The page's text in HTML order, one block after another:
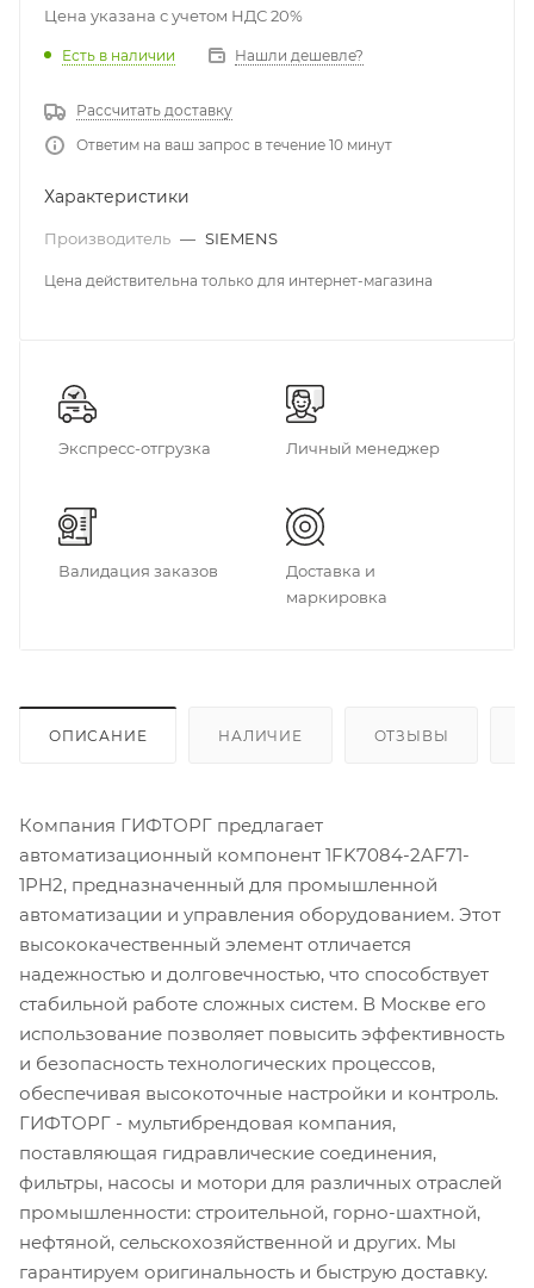
Цена указана с учетом НДС 20%
Есть в наличии Нашли дешевле?
Рассчитать доставку
Ответим на ваш запрос в течение 10 минут
Характеристики
Производитель — SIEMENS
Цена действительна только для интернет-магазина
Экспресс-отгрузка Личный менеджер
Валидация заказов
Доставка и
маркировка
ОПИСАНИЕ НАЛИЧИЕ ОТЗЫВЫ
Компания ГИФТОРГ предлагает
автоматизационный компонент 1FK7084-2AF71-
1PH2, предназначенный для промышленной
автоматизации и управления оборудованием. Этот
высококачественный элемент отличается
надежностью и долговечностью, что способствует
стабильной работе сложных систем. В Москве его
использование позволяет повысить эффективность
и безопасность технологических процессов,
обеспечивая высокоточные настройки и контроль.
ГИФТОРГ - мультибрендовая компания,
поставляющая гидравлические соединения,
фильтры, насосы и мотори для различных отраслей
промышленности: строительной, горно-шахтной,
нефтяной, сельскохозяйственной и других. Мы
гарантируем оригинальность и быструю доставку.